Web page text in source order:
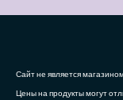
Сайт не является
Цены на продукты могут